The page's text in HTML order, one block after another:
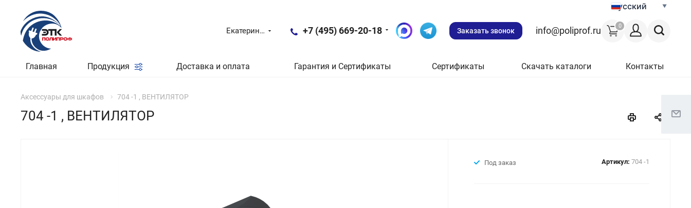
Русский
0
Екатеринбург +7 (495) 669-20-18 Заказать звонок info@poliprof.ru
Главная Продукция Доставка и оплата Гарантия и Сертификаты Сертификаты Скачать каталоги Контакты
Аксессуары для шкафов 704 -1 , ВЕНТИЛЯТОР
704 -1 , ВЕНТИЛЯТОР
Под заказ Артикул: 704 -1